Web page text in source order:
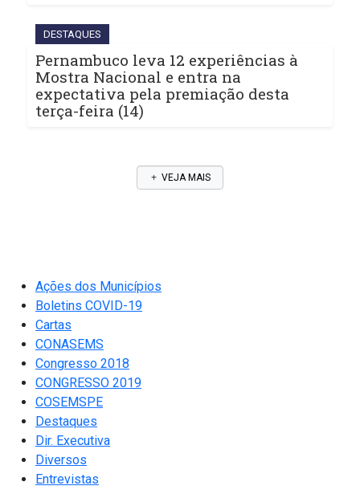
DESTAQUES
Pernambuco leva 12 experiências à
Mostra Nacional e entra na
expectativa pela premiação desta
terça-feira (14)
VEJA MAIS
Ações dos Municípios
Boletins COVID-19
Cartas
CONASEMS
Congresso 2018
CONGRESSO 2019
COSEMSPE
Destaques
Dir. Executiva
Diversos
Entrevistas